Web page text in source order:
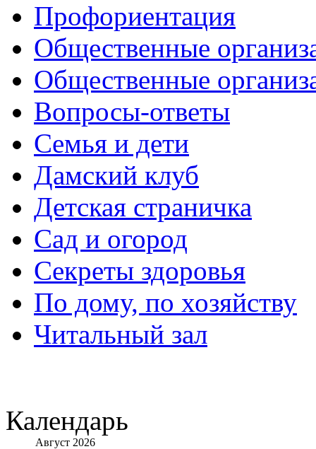
Профориентация
Общественные
Общественные
Вопросы-ответы
Семья и дети
Дамский клуб
Детская страничка
Сад и огород
Секреты здоровья
По дому, по хозяйству
Читальный зал
Календарь
Август 2026